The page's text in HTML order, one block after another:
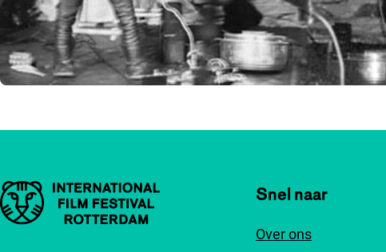
Belangrijke links Snel naar
Over ons